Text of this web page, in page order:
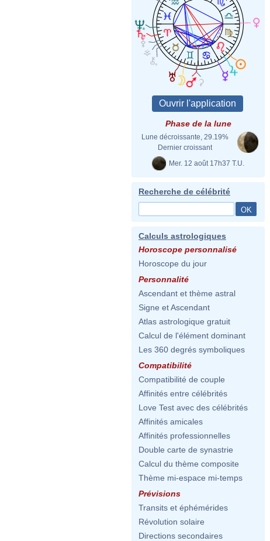
Phase de la lune
Lune décroissante, 29.19%
Dernier croissant
Mer. 12 août 17h37 T.U.
Recherche de célébrité
Calculs astrologiques
Horoscope personnalisé
Horoscope du jour
Personnalité
Ascendant et thème astral
Signe et Ascendant
Atlas astrologique gratuit
Calcul de l'élément dominant
Les 360 degrés symboliques
Compatibilité
Compatibilité de couple
Affinités entre célébrités
Love Test avec des célébrités
Affinités amicales
Affinités professionnelles
Double carte de synastrie
Calcul du thème composite
Thème mi-espace mi-temps
Prévisions
Transits et éphémérides
Révolution solaire
Directions secondaires